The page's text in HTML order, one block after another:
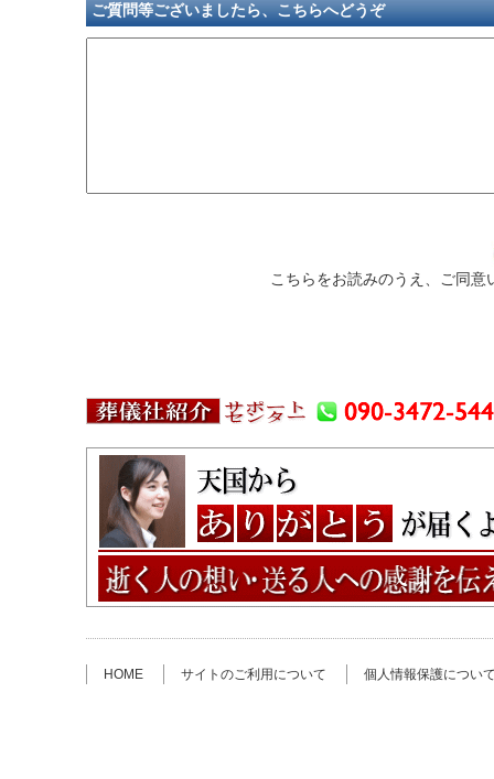
ご質問等ございましたら、こちらへどうぞ
こちらをお読みのうえ、ご同
HOME サイトのご利用について 個人情報保護につい